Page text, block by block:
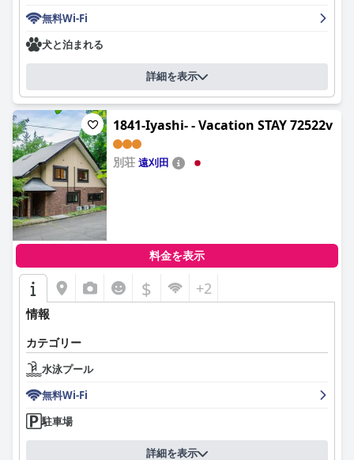
無料Wi-Fi
犬と泊まれる
詳細を表示
1841-Iyashi- - Vacation STAY 72522v
別荘 遠刈田
料金を表示
$ +2
情報
カテゴリー
水泳プール
無料Wi-Fi
駐車場
詳細を表示